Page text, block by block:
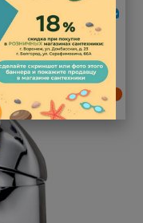
Распродажа